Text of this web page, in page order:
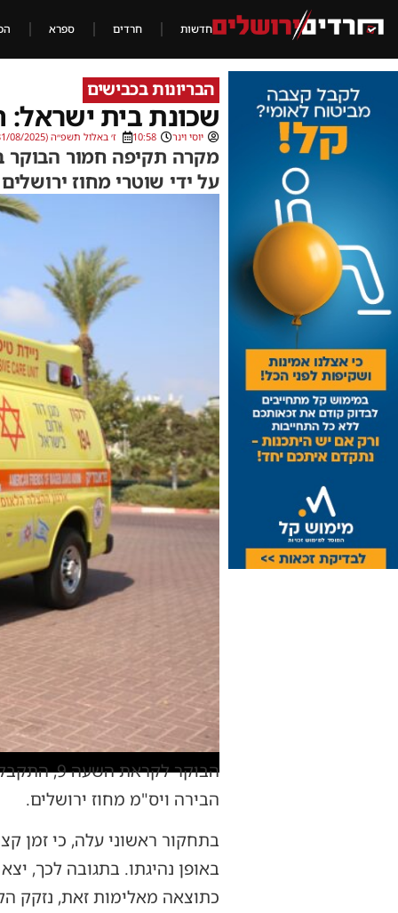
חדשות חרדים ספרא
הבריונות בכבישים
שכונת בית
יוסי וינר 10:58 ז׳ באלול תשפ״ה (31/08/2025)
מקרה תקיפה חמור הבוקר
על ידי שוטרי מחוז ירושלים
הבוקר
הבירה ויס"מ מחוז ירושלים.
בתחקור ראשוני עלה, כי זמן
באופן נהיגתו. בתגובה לכך,
כתוצאה מאלימות זאת, נזקק